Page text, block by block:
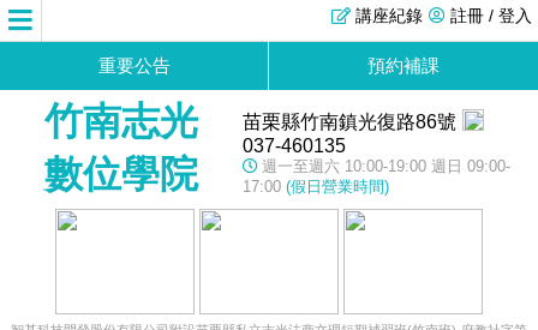
註冊 / 登入
講座紀錄
重要公告 預約補課
竹南志光
數位學院
苗栗縣竹南鎮光復路86號
037-460135
週一至週六 10:00-19:00 週日 09:00-
17:00 (假日營業時間)